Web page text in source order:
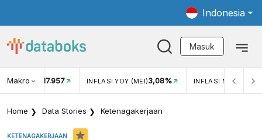
Indonesia
Masuk
Makro
USD/IDR 17.957 INFLASI YOY (MEI)3,08% INFLASI MOM (MEI)
Home Data Stories Ketenagakerjaan
KETENAGAKERJAAN